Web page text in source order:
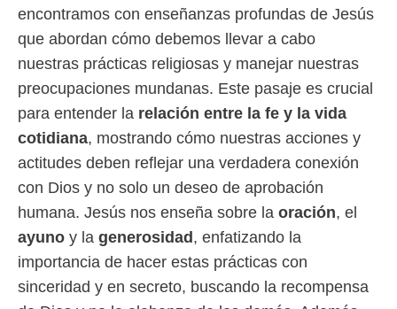
encontramos con enseñanzas profundas de Jesús
que abordan cómo debemos llevar a cabo
nuestras prácticas religiosas y manejar nuestras
preocupaciones mundanas. Este pasaje es crucial
para entender la relación entre la fe y la vida
cotidiana, mostrando cómo nuestras acciones y
actitudes deben reflejar una verdadera conexión
con Dios y no solo un deseo de aprobación
humana. Jesús nos enseña sobre la oración, el
ayuno y la generosidad, enfatizando la
importancia de hacer estas prácticas con
sinceridad y en secreto, buscando la recompensa